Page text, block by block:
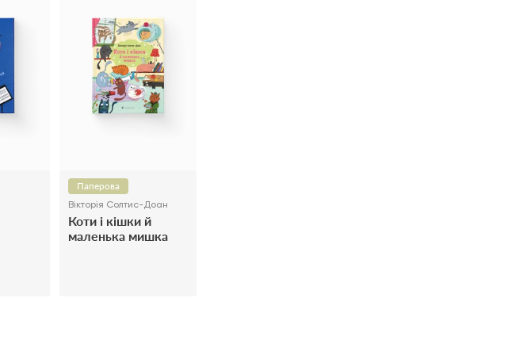
Паперова
Вікторія Солтис-Доан
Коти і кішки й
маленька мишка